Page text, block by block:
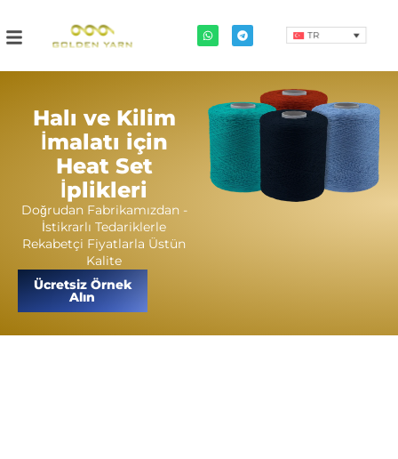
TR
Halı ve Kilim
İmalatı için
Heat Set
İplikleri
Doğrudan Fabrikamızdan -
İstikrarlı Tedariklerle
Rekabetçi Fiyatlarla Üstün
Kalite
Ücretsiz Örnek
Alın